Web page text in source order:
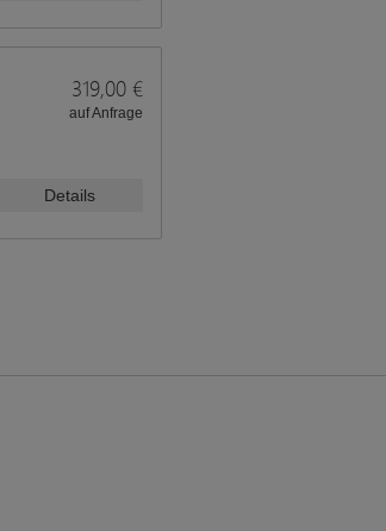
319,00 €
auf Anfrage
Details